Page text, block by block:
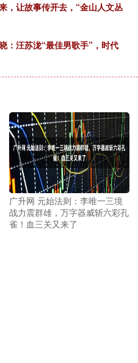
，让故事传开去，“金山人文丛
：汪苏泷“最佳男歌手”，时代
广升网 元始法则：李唯一三境
战力震群雄，万字器威斩六彩孔
雀！血三关又来了